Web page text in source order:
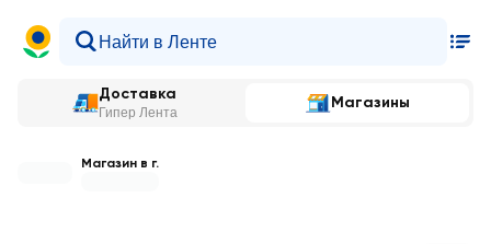
Доставка
Гипер Лента
Магазины
Магазин в г.